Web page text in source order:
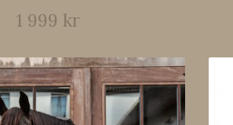
1 999 kr